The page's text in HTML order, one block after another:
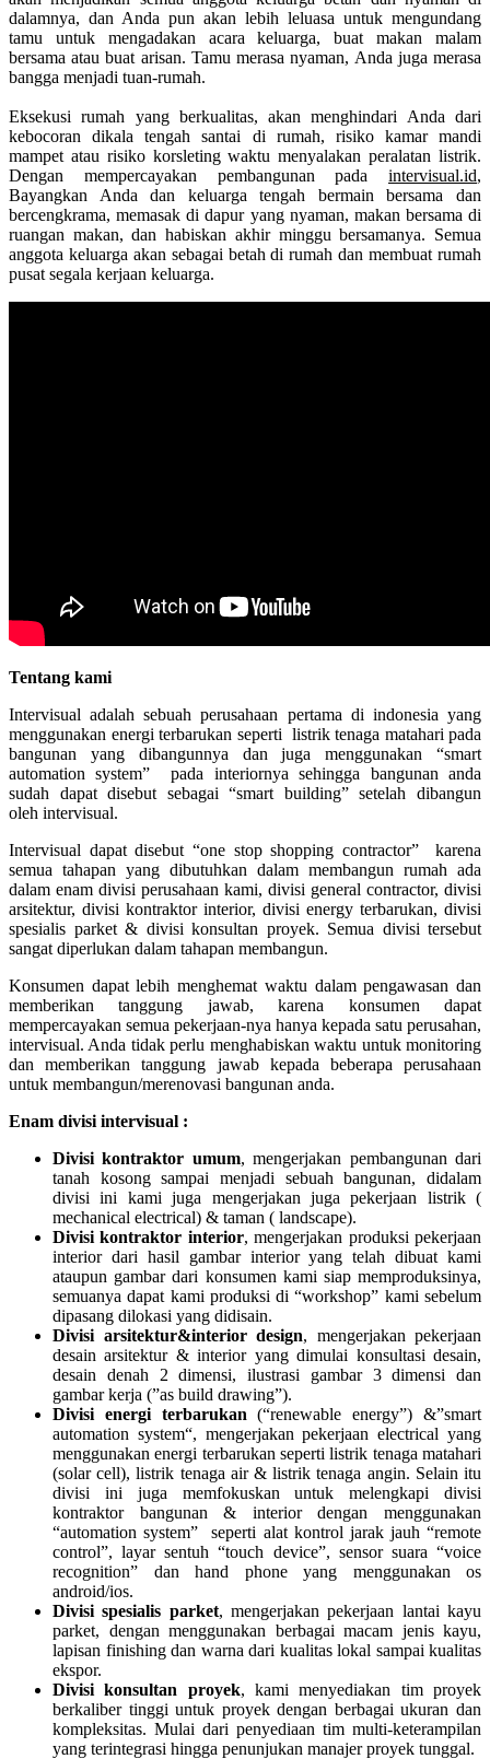
dalamnya, dan Anda pun akan lebih leluasa untuk mengundang
tamu untuk mengadakan acara keluarga, buat makan malam
bersama atau buat arisan. Tamu merasa nyaman, Anda juga merasa
bangga menjadi tuan-rumah.
Eksekusi rumah yang berkualitas, akan menghindari Anda dari
kebocoran dikala tengah santai di rumah, risiko kamar mandi
mampet atau risiko korsleting waktu menyalakan peralatan listrik.
Dengan mempercayakan pembangunan pada intervisual.id,
Bayangkan Anda dan keluarga tengah bermain bersama dan
bercengkrama, memasak di dapur yang nyaman, makan bersama di
ruangan makan, dan habiskan akhir minggu bersamanya. Semua
anggota keluarga akan sebagai betah di rumah dan membuat rumah
pusat segala kerjaan keluarga.
Tentang kami
Intervisual adalah sebuah perusahaan pertama di indonesia yang
menggunakan energi terbarukan seperti listrik tenaga matahari pada
bangunan yang dibangunnya dan juga menggunakan “smart
automation system” pada interiornya sehingga bangunan anda
sudah dapat disebut sebagai “smart building” setelah dibangun
oleh intervisual.
Intervisual dapat disebut “one stop shopping contractor” karena
semua tahapan yang dibutuhkan dalam membangun rumah ada
dalam enam divisi perusahaan kami, divisi general contractor, divisi
arsitektur, divisi kontraktor interior, divisi energy terbarukan, divisi
spesialis parket & divisi konsultan proyek. Semua divisi tersebut
sangat diperlukan dalam tahapan membangun.
Konsumen dapat lebih menghemat waktu dalam pengawasan dan
memberikan tanggung jawab, karena konsumen dapat
mempercayakan semua pekerjaan-nya hanya kepada satu perusahan,
intervisual. Anda tidak perlu menghabiskan waktu untuk monitoring
dan memberikan tanggung jawab kepada beberapa perusahaan
untuk membangun/merenovasi bangunan anda.
Enam divisi intervisual :
Divisi kontraktor umum, mengerjakan pembangunan dari
tanah kosong sampai menjadi sebuah bangunan, didalam
divisi ini kami juga mengerjakan juga pekerjaan listrik (
mechanical electrical) & taman ( landscape).
Divisi kontraktor interior, mengerjakan produksi pekerjaan
interior dari hasil gambar interior yang telah dibuat kami
ataupun gambar dari konsumen kami siap memproduksinya,
semuanya dapat kami produksi di “workshop” kami sebelum
dipasang dilokasi yang didisain.
Divisi arsitektur&interior design, mengerjakan pekerjaan
desain arsitektur & interior yang dimulai konsultasi desain,
desain denah 2 dimensi, ilustrasi gambar 3 dimensi dan
gambar kerja (”as build drawing”).
Divisi energi terbarukan (“renewable energy”) &”smart
automation system“, mengerjakan pekerjaan electrical yang
menggunakan energi terbarukan seperti listrik tenaga matahari
(solar cell), listrik tenaga air & listrik tenaga angin. Selain itu
divisi ini juga memfokuskan untuk melengkapi divisi
kontraktor bangunan & interior dengan menggunakan
“automation system” seperti alat kontrol jarak jauh “remote
control”, layar sentuh “touch device”, sensor suara “voice
recognition” dan hand phone yang menggunakan os
android/ios.
Divisi spesialis parket, mengerjakan pekerjaan lantai kayu
parket, dengan menggunakan berbagai macam jenis kayu,
lapisan finishing dan warna dari kualitas lokal sampai kualitas
ekspor.
Divisi konsultan proyek, kami menyediakan tim proyek
berkaliber tinggi untuk proyek dengan berbagai ukuran dan
kompleksitas. Mulai dari penyediaan tim multi-keterampilan
yang terintegrasi hingga penunjukan manajer proyek tunggal.